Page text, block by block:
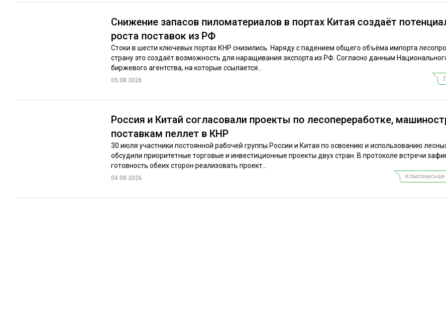
Снижение запасов пиломатериалов в портах Китая создаёт
роста поставок из РФ
Стоки в шести ключевых портах КНР снизились. Наряду с падением общего объёма импорта
страну это создаёт возможность для наращивания экспорта из РФ. Согласно данным
биржевого агентства, на которые ссылается...
05.08.2026
Россия и Китай согласовали проекты по лесопереработке,
поставкам пеллет в КНР
30 июля участники постоянной рабочей группы России и Китая по освоению и использованию
обсудили приоритетные торговые и инвестиционные проекты двух стран. В протоколе встречи
готовность обеих сторон реализовать проект...
04.08.2026 Комплексная